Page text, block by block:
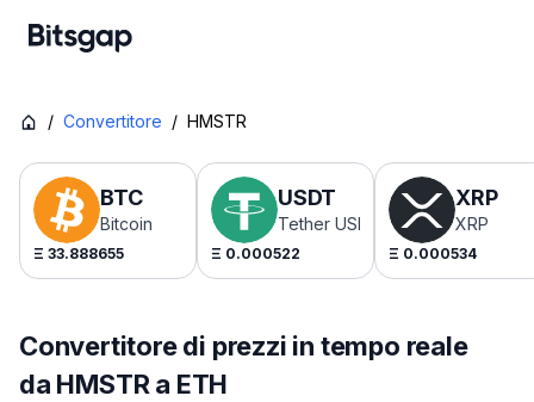
/ Convertitore / HMSTR
BTC
Bitcoin
Ξ 33.888655
USDT
Tether USDt
Ξ 0.000522
XRP
XRP
Ξ 0.000534
Convertitore di prezzi in tempo reale
da HMSTR a ETH